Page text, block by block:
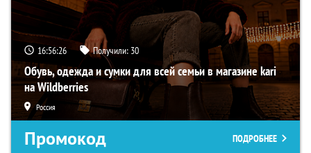
16:56:25 Получили: 30
Обувь, одежда и сумки для всей семьи в магазине kari
на Wildberries
Россия
Промокод ПОДРОБНЕЕ